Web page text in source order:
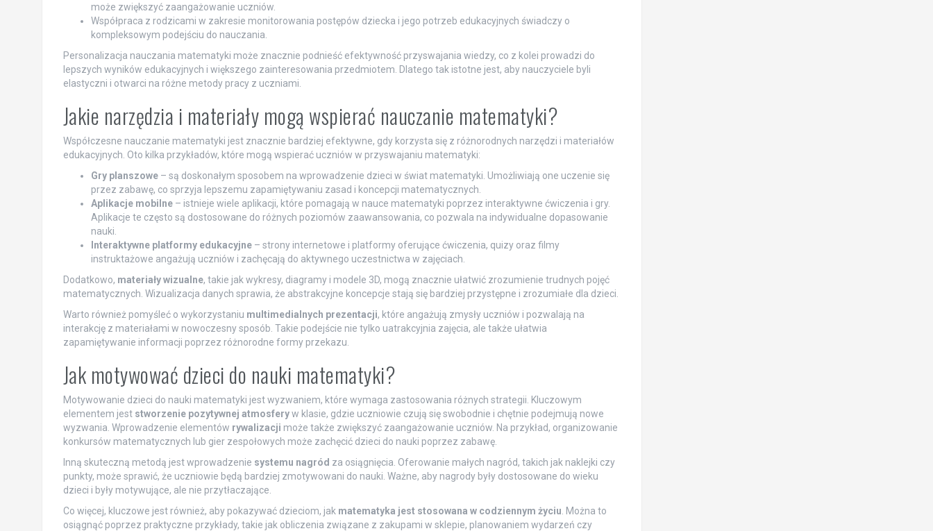
może zwiększyć zaangażowanie uczniów.
Współpraca z rodzicami w zakresie monitorowania postępów dziecka i jego potrzeb edukacyjnych świadczy o
kompleksowym podejściu do nauczania.
Personalizacja nauczania matematyki może znacznie podnieść efektywność przyswajania wiedzy, co z kolei prowadzi do
lepszych wyników edukacyjnych i większego zainteresowania przedmiotem. Dlatego tak istotne jest, aby nauczyciele byli
elastyczni i otwarci na różne metody pracy z uczniami.
Jakie narzędzia i materiały mogą wspierać nauczanie matematyki?
Współczesne nauczanie matematyki jest znacznie bardziej efektywne, gdy korzysta się z różnorodnych narzędzi i materiałów
edukacyjnych. Oto kilka przykładów, które mogą wspierać uczniów w przyswajaniu matematyki:
Gry planszowe– są doskonałym sposobem na wprowadzenie dzieci w świat matematyki. Umożliwiają one uczenie się
przez zabawę, co sprzyja lepszemu zapamiętywaniu zasad i koncepcji matematycznych.
Aplikacje mobilne– istnieje wiele aplikacji, które pomagają w nauce matematyki poprzez interaktywne ćwiczenia i gry.
Aplikacje te często są dostosowane do różnych poziomów zaawansowania, co pozwala na indywidualne dopasowanie
nauki.
Interaktywne platformy edukacyjne– strony internetowe i platformy oferujące ćwiczenia, quizy oraz filmy
instruktażowe angażują uczniów i zachęcają do aktywnego uczestnictwa w zajęciach.
Dodatkowo, materiały wizualne, takie jak wykresy, diagramy i modele 3D, mogą znacznie ułatwić zrozumienie trudnych pojęć
matematycznych. Wizualizacja danych sprawia, że abstrakcyjne koncepcje stają się bardziej przystępne i zrozumiałe dla dzieci.
Warto również pomyśleć o wykorzystaniu multimedialnych prezentacji, które angażują zmysły uczniów i pozwalają na
interakcję z materiałami w nowoczesny sposób. Takie podejście nie tylko uatrakcyjnia zajęcia, ale także ułatwia
zapamiętywanie informacji poprzez różnorodne formy przekazu.
Jak motywować dzieci do nauki matematyki?
Motywowanie dzieci do nauki matematyki jest wyzwaniem, które wymaga zastosowania różnych strategii. Kluczowym
elementem jest stworzenie pozytywnej atmosferyw klasie, gdzie uczniowie czują się swobodnie i chętnie podejmują nowe
wyzwania. Wprowadzenie elementów rywalizacji może także zwiększyć zaangażowanie uczniów. Na przykład, organizowanie
konkursów matematycznych lub gier zespołowych może zachęcić dzieci do nauki poprzez zabawę.
Inną skuteczną metodą jest wprowadzenie systemu nagród za osiągnięcia. Oferowanie małych nagród, takich jak naklejki czy
punkty, może sprawić, że uczniowie będą bardziej zmotywowani do nauki. Ważne, aby nagrody były dostosowane do wieku
dzieci i były motywujące, ale nie przytłaczające.
Co więcej, kluczowe jest również, aby pokazywać dzieciom, jak matematyka jest stosowana w codziennym życiu . Można to
osiągnąć poprzez praktyczne przykłady, takie jak obliczenia związane z zakupami w sklepie, planowaniem wydarzeń czy